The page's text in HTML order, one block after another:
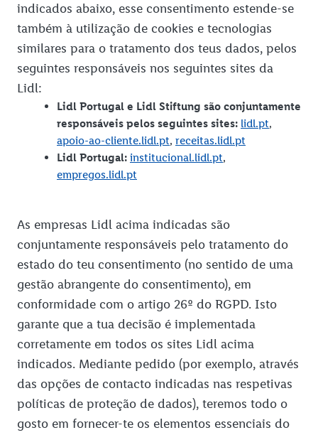
Parceiros Comerciais
Proteção de Dados Lidlab
Proteção de Dados Sites Lidl
Redes Sociais
Site Lidl Portugal
Ficha Técnica
Proteção de Dados
Política de Cookies
Reclamações e Sugestões
indicados abaixo, esse consentimento estende-se
também à utilização de cookies e tecnologias
similares para o tratamento dos teus dados, pelos
seguintes responsáveis nos seguintes sites da
Lidl:
Lidl Portugal e Lidl Stiftung são conjuntamente
responsáveis pelos seguintes sites: lidl.pt,
apoio-ao-cliente.lidl.pt, receitas.lidl.pt
Lidl Portugal: institucional.lidl.pt,
empregos.lidl.pt
As empresas Lidl acima indicadas são
conjuntamente responsáveis pelo tratamento do
estado do teu consentimento (no sentido de uma
gestão abrangente do consentimento), em
conformidade com o artigo 26º do RGPD. Isto
garante que a tua decisão é implementada
corretamente em todos os sites Lidl acima
indicados. Mediante pedido (por exemplo, através
das opções de contacto indicadas nas respetivas
políticas de proteção de dados), teremos todo o
gosto em fornecer-te os elementos essenciais do